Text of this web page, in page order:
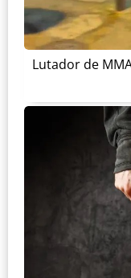
Lutador de